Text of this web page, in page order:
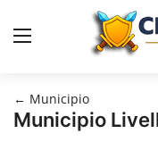
Disposizioni
← Municipio
Municipio